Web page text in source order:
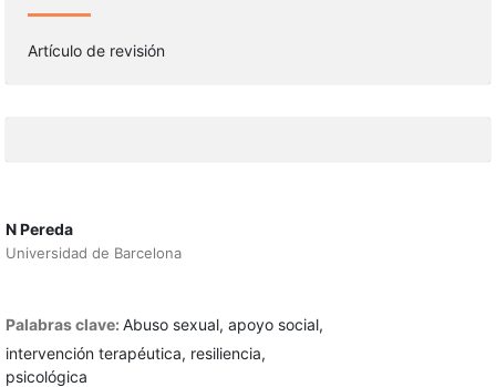
Artículo de revisión
N Pereda
Universidad de Barcelona
Palabras clave: Abuso sexual, apoyo social,
intervención terapéutica, resiliencia,
psicológica